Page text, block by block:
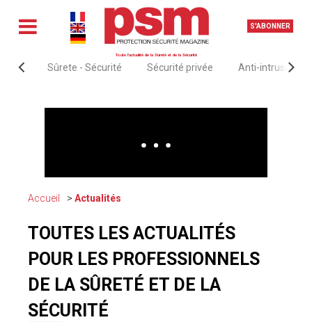
S'ABONNER
Toute l'actualité de la Sûreté et de la Sécurité
Sûrete - Sécurité Sécurité privée Anti-intrusion &
Accueil Actualités
TOUTES LES ACTUALITÉS
POUR LES PROFESSIONNELS
DE LA SÛRETÉ ET DE LA
SÉCURITÉ